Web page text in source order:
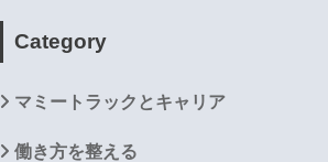
Category
マミートラックとキャリア
働き方を整える